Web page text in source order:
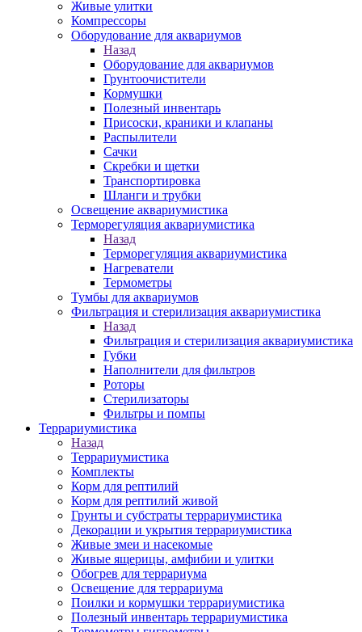
Живые улитки
Компрессоры
Оборудование для аквариумов
Назад
Оборудование для аквариумов
Грунтоочистители
Кормушки
Полезный инвентарь
Присоски, краники и клапаны
Распылители
Сачки
Скребки и щетки
Транспортировка
Шланги и трубки
Освещение аквариумистика
Терморегуляция аквариумистика
Назад
Терморегуляция аквариумистика
Нагреватели
Термометры
Тумбы для аквариумов
Фильтрация и стерилизация аквариумистика
Назад
Фильтрация и стерилизация аквариумистика
Губки
Наполнители для фильтров
Роторы
Стерилизаторы
Фильтры и помпы
Террариумистика
Назад
Террариумистика
Комплекты
Корм для рептилий
Корм для рептилий живой
Грунты и субстраты террариумистика
Декорации и укрытия террариумистика
Живые змеи и насекомые
Живые ящерицы, амфибии и улитки
Обогрев для террариума
Освещение для террариума
Поилки и кормушки террариумистика
Полезный инвентарь террариумистика